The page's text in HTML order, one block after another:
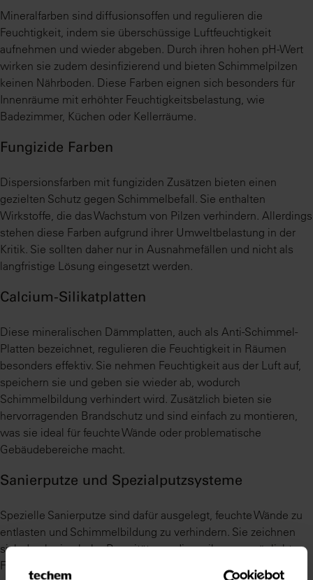
Mineralfarben sind diffusionsoffen und regulieren die
Feuchtigkeit, indem sie überschüssige Luftfeuchtigkeit
aufnehmen und wieder abgeben. Durch ihren hohen pH-Wert
wirken sie zudem desinfizierend und bieten Schimmelpilzen
keinen Nährboden. Diese Farben eignen sich besonders für
Innenräume mit erhöhter Feuchtigkeitsbelastung, wie
Badezimmer, Küchen oder Kellerräume.
Fungizide Farben
Dispersionsfarben mit fungiziden Zusätzen bieten einen
gezielten Schutz gegen Schimmelbefall. Sie enthalten
Wirkstoffe, die das Wachstum von Pilzen verhindern. Allerdings
stehen diese Farben aufgrund ihrer Umweltbelastung in der
Kritik. Sie sollten daher nur in Ausnahmefällen und nicht als
langfristige Lösung eingesetzt werden.
Calcium-Silikatplatten
Diese mineralischen Dämmplatten, auch als Anti-Schimmel-
Platten bezeichnet, regulieren die Feuchtigkeit in Räumen
besonders effektiv. Sie nehmen Feuchtigkeit aus der Luft auf,
speichern sie und geben sie wieder ab, wodurch
Schimmelbildung verhindert wird. Zusätzlich bieten sie
hervorragenden Brandschutz und sind einfach zu montieren,
was sie ideal für feuchte Wände oder problematische
Gebäudebereiche macht.
Sanierputze und Spezialputzsysteme
Spezielle Sanierputze sind dafür ausgelegt, feuchte Wände zu
entlasten und Schimmelbildung zu verhindern. Sie zeichnen
sich durch eine hohe Porosität aus, die es ihnen ermöglicht,
Feuchtigkeit aus dem Mauerwerk aufzunehmen und zu